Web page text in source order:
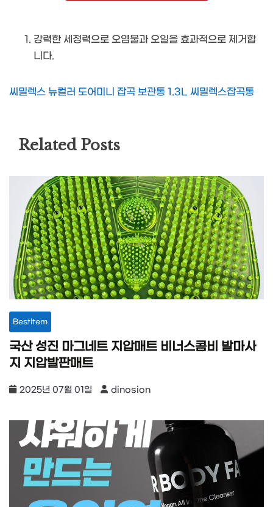
강력한 세정력으로 오염물과 오일을 효과적으로 제거합
니다.
씨밀렉스 뉴컬러 도어미니 잡곡 보관통 1.3L 씨밀렉스잡곡통
Related Posts
BestItem
국산 성진 마그네트 지압매트 비너스콤비 발마사
지 지압발판매트
2025년 07월 01일 dinosion